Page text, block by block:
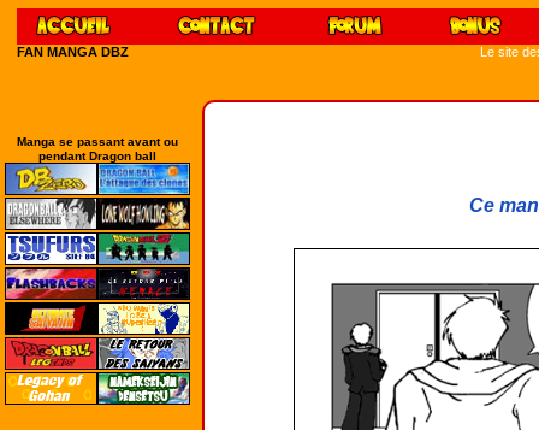
FAN MANGA DBZ Le site
Manga se passant avant ou
pendant Dragon ball
Ce